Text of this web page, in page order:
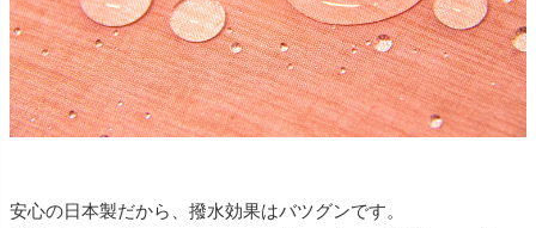
安心の日本製だから、撥水効果はバツグンです。